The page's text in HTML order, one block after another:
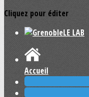
Cliquez pour éditer
Accueil